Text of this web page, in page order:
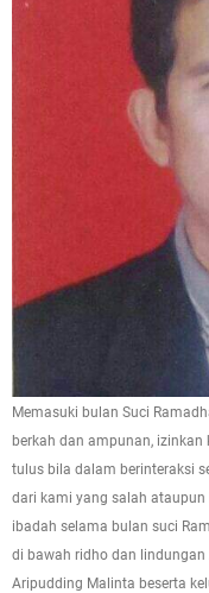
Memasuki bulan Suci
berkah dan ampunan,
tulus bila dalam berinteraksi
dari kami yang salah
ibadah selama bulan suci
di bawah ridho dan lindungan
Aripudding Malinta beserta